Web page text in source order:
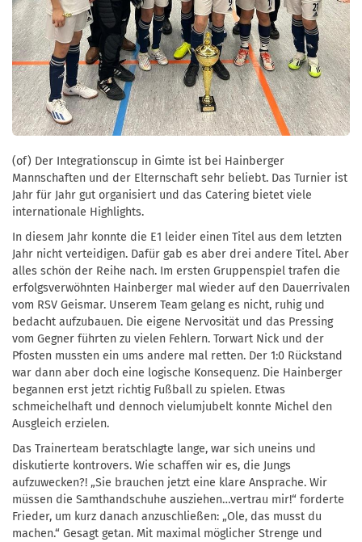
(of) Der Integrationscup in Gimte ist bei Hainberger
Mannschaften und der Elternschaft sehr beliebt. Das Turnier ist
Jahr für Jahr gut organisiert und das Catering bietet viele
internationale Highlights.
In diesem Jahr konnte die E1 leider einen Titel aus dem letzten
Jahr nicht verteidigen. Dafür gab es aber drei andere Titel. Aber
alles schön der Reihe nach. Im ersten Gruppenspiel trafen die
erfolgsverwöhnten Hainberger mal wieder auf den Dauerrivalen
vom RSV Geismar. Unserem Team gelang es nicht, ruhig und
bedacht aufzubauen. Die eigene Nervosität und das Pressing
vom Gegner führten zu vielen Fehlern. Torwart Nick und der
Pfosten mussten ein ums andere mal retten. Der 1:0 Rückstand
war dann aber doch eine logische Konsequenz. Die Hainberger
begannen erst jetzt richtig Fußball zu spielen. Etwas
schmeichelhaft und dennoch vielumjubelt konnte Michel den
Ausgleich erzielen.
Das Trainerteam beratschlagte lange, war sich uneins und
diskutierte kontrovers. Wie schaffen wir es, die Jungs
aufzuwecken?! „Sie brauchen jetzt eine klare Ansprache. Wir
müssen die Samthandschuhe ausziehen…vertrau mir!“ forderte
Frieder, um kurz danach anzuschließen: „Ole, das musst du
machen.“ Gesagt getan. Mit maximal möglicher Strenge und